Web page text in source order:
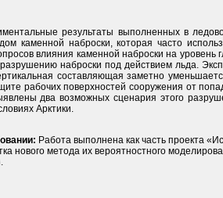
результаты выполненных в
каменной наброски, которая часто
влияния каменной наброски на
наброски под действием льда.
составляющая заметно
рабочих поверхностей сооружения от
два возможных сценария этого
Арктики.
Работа выполнена как часть проекта
нового метода их вероятностного